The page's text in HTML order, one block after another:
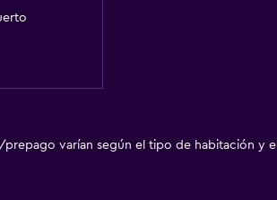
varían según el tipo de habitación y el